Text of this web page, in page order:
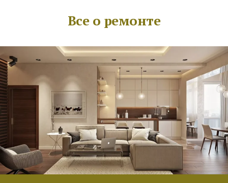
Все о ремонте